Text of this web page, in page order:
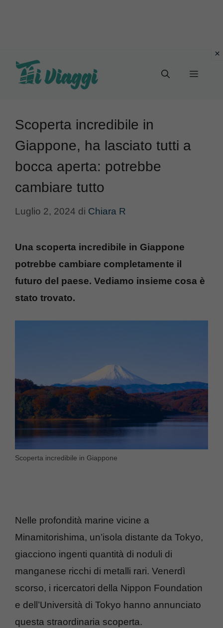
Menu
Scoperta incredibile in
Giappone, ha lasciato tutti a
bocca aperta: potrebbe
cambiare tutto
Luglio 2, 2024 di Chiara R
Una scoperta incredibile in Giappone
potrebbe cambiare completamente il
futuro del paese. Vediamo insieme cosa è
stato trovato.
Scoperta incredibile in Giappone
Nelle profondità marine vicine a
Minamitorishima, un’isola distante da Tokyo,
giacciono ingenti quantità di noduli di
manganese ricchi di metalli rari. Venerdì
scorso, i ricercatori della Nippon Foundation
e dell’Università di Tokyo hanno annunciato
questa straordinaria scoperta.